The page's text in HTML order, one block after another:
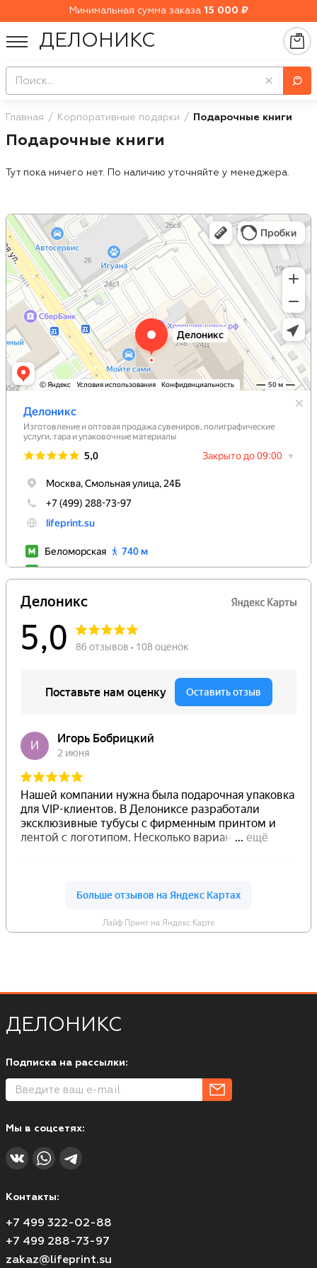
Минимальная сумма заказа 15 000 ₽
ДЕЛОНИКС
Главная Корпоративные подарки Подарочные книги
Подарочные книги
Тут пока ничего нет. По наличию уточняйте у менеджера.
Лайф Принт на Яндекс.Карте
ДЕЛОНИКС
Подписка на рассылки:
Мы в соцсетях:
Контакты:
+7 499 322-02-88
+7 499 288-73-97
zakaz@lifeprint.su